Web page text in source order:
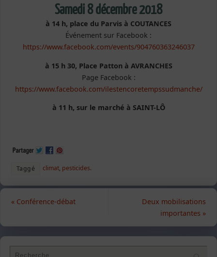
Samedi 8 décembre 2018
à 14 h, place du Parvis à COUTANCES
Événement sur Facebook :
https://www.facebook.com/events/904760363246037
à 15 h 30, Place Patton à AVRANCHES
Page Facebook :
https://www.facebook.com/ilestencoretempssudmanche/
à 11 h, sur le marché à SAINT-LÔ
Taggé climat, pesticides.
«Conférence-débat
Deux mobilisations
importantes »